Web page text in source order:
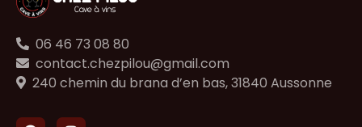
06 46 73 08 80
contact.chezpilou@gmail.com
240 chemin du brana d’en bas, 31840 Aussonne